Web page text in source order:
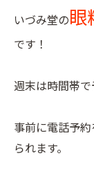
いづみ堂の眼
です！
週末は時間帯
事前に電話予
られます。